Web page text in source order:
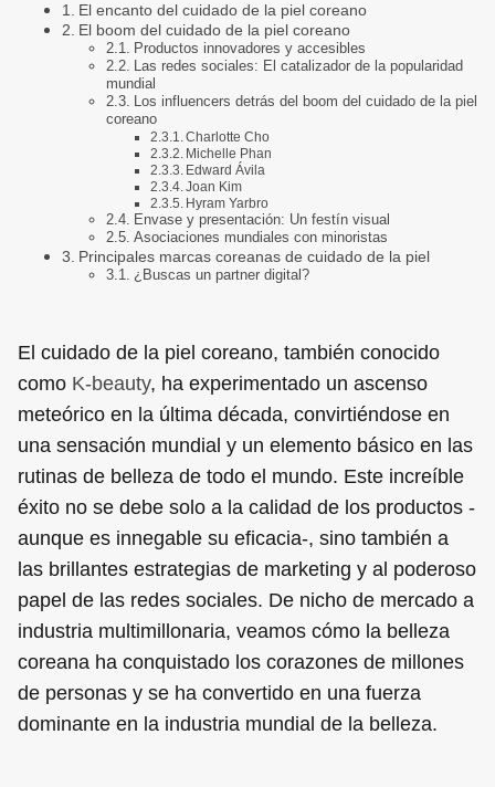
El encanto del cuidado de la piel coreano
El boom del cuidado de la piel coreano
Productos innovadores y accesibles
Las redes sociales: El catalizador de la popularidad
mundial
Los influencers detrás del boom del cuidado de la piel
coreano
Charlotte Cho
Michelle Phan
Edward Ávila
Joan Kim
Hyram Yarbro
Envase y presentación: Un festín visual
Asociaciones mundiales con minoristas
Principales marcas coreanas de cuidado de la piel
¿Buscas un partner digital?
El cuidado de la piel coreano, también conocido
como K-beauty, ha experimentado un ascenso
meteórico en la última década, convirtiéndose en
una sensación mundial y un elemento básico en las
rutinas de belleza de todo el mundo. Este increíble
éxito no se debe solo a la calidad de los productos -
aunque es innegable su eficacia-, sino también a
las brillantes estrategias de marketing y al poderoso
papel de las redes sociales. De nicho de mercado a
industria multimillonaria, veamos cómo la belleza
coreana ha conquistado los corazones de millones
de personas y se ha convertido en una fuerza
dominante en la industria mundial de la belleza.